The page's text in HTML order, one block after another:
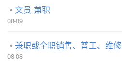
文员 兼职
08-09
兼职或全职销售、普工、维修
08-08